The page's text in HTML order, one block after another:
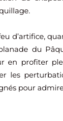
d’artifice,
du
en profiter
les
pour